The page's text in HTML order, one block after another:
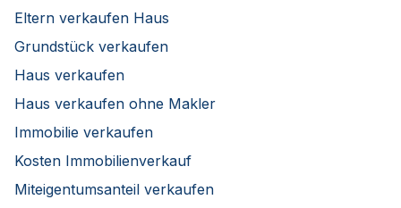
Eltern verkaufen Haus
Grundstück verkaufen
Haus verkaufen
Haus verkaufen ohne Makler
Immobilie verkaufen
Kosten Immobilienverkauf
Miteigentumsanteil verkaufen